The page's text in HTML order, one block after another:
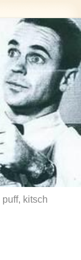
puff, kitsch